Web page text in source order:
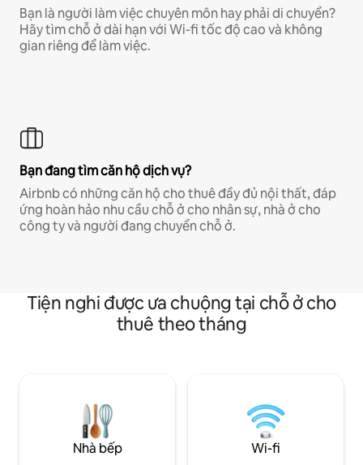
Bạn là người làm việc chuyên môn hay phải di chuyển?
Hãy tìm chỗ ở dài hạn với Wi-fi tốc độ cao và không
gian riêng để làm việc.
Bạn đang tìm căn hộ dịch vụ?
Airbnb có những căn hộ cho thuê đầy đủ nội thất, đáp
ứng hoàn hảo nhu cầu chỗ ở cho nhân sự, nhà ở cho
công ty và người đang chuyển chỗ ở.
Tiện nghi được ưa chuộng tại chỗ ở cho
thuê theo tháng
Nhà bếp Wi-fi